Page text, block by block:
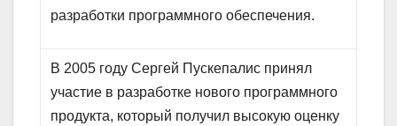
разработки программного обеспечения.
В 2005 году Сергей Пускепалис принял
участие в разработке нового программного
продукта, который получил высокую оценку